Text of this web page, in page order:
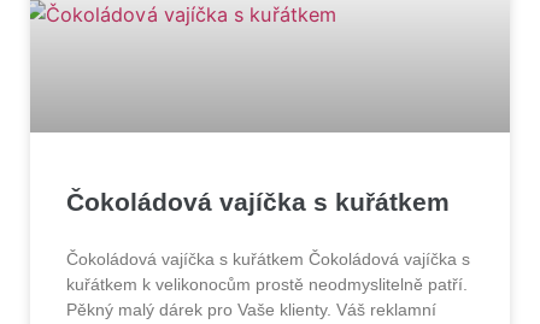
Čokoládová vajíčka s kuřátkem
Čokoládová vajíčka s kuřátkem Čokoládová vajíčka s
kuřátkem k velikonocům prostě neodmyslitelně patří.
Pěkný malý dárek pro Vaše klienty. Váš reklamní